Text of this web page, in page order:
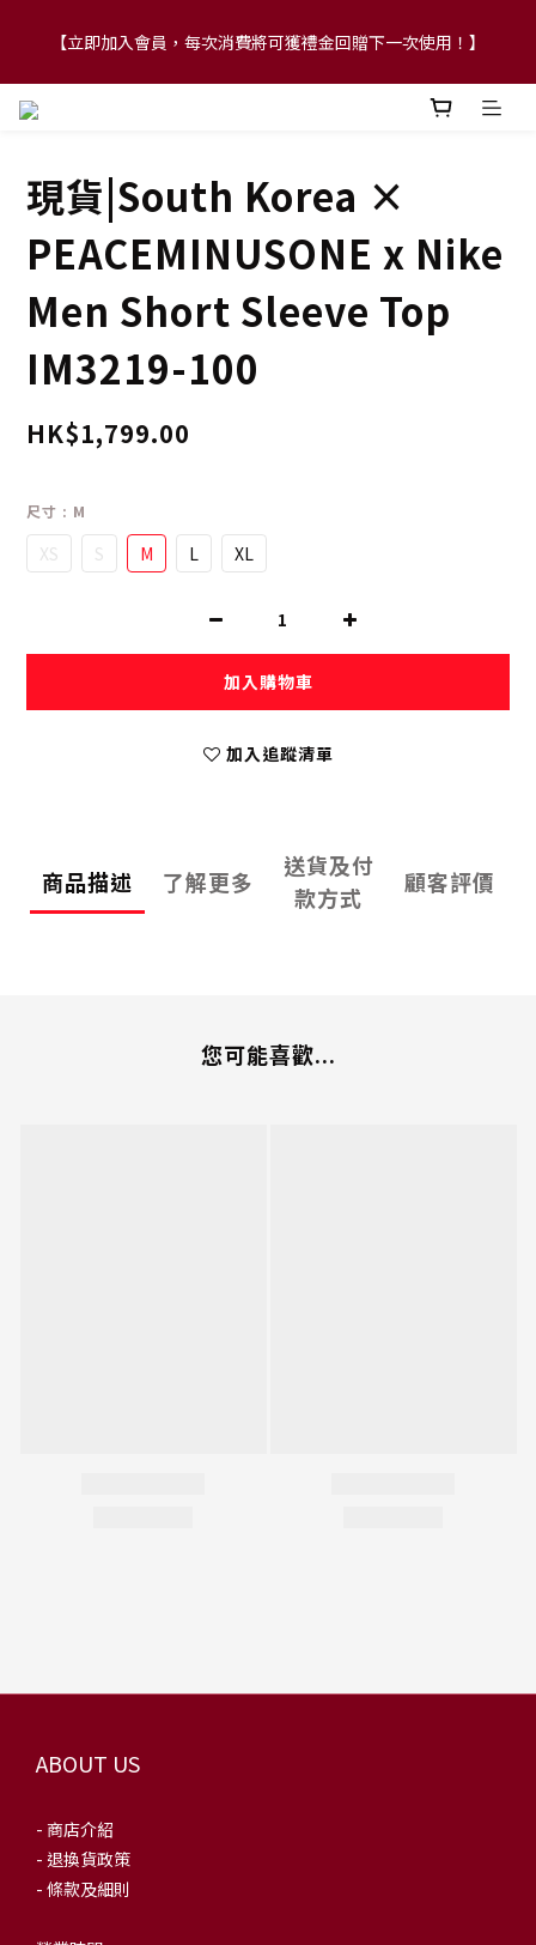
【FLASH SALE 兩件指定現貨產品即享88折】
【立即加入會員，每次消費將可獲禮金回贈下一次使用！】
【FLASH SALE 兩件指定現貨產品即享88折】
現貨|South Korea ×
PEACEMINUSONE x Nike
Men Short Sleeve Top
IM3219-100
HK$1,799.00
尺寸 : M
XS S M L XL
加入購物車
加入追蹤清單
商品描述 了解更多
送貨及付
款方式
顧客評價
您可能喜歡...
ABOUT US
- 商店介紹
- 退換貨政策
- 條款及細則